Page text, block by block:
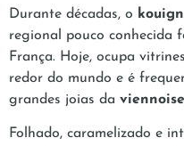
Durante décadas, o
regional pouco conhecida
França. Hoje, ocupa
redor do mundo e é
grandes joias da
Folhado, caramelizado e